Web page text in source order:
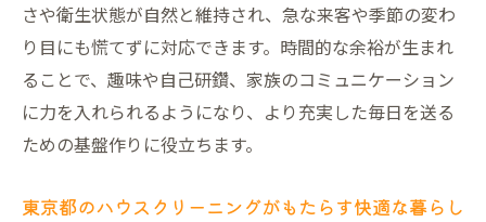
さや衛生状態が自然と維持され、急な来客や季節の変わ
り目にも慌てずに対応できます。時間的な余裕が生まれ
ることで、趣味や自己研鑽、家族のコミュニケーション
に力を入れられるようになり、より充実した毎日を送る
ための基盤作りに役立ちます。
東京都のハウスクリーニングがもたらす快適な暮らし